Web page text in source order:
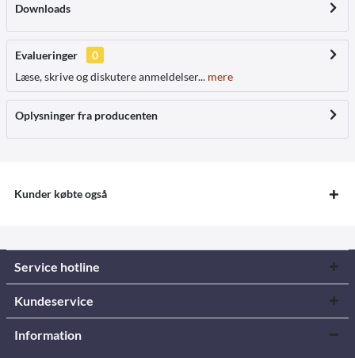
Downloads
Evalueringer
0
Læse, skrive og diskutere anmeldelser... mere
Oplysninger fra producenten
Kunder købte også
Service hotline
Kundeservice
Information